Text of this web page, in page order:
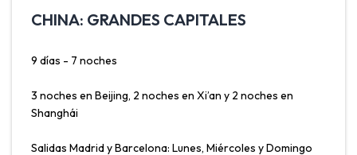
CHINA: GRANDES CAPITALES
9 días - 7 noches
3 noches en Beijing, 2 noches en Xi’an y 2 noches en
Shanghái
Salidas Madrid y Barcelona: Lunes, Miércoles y Domingo